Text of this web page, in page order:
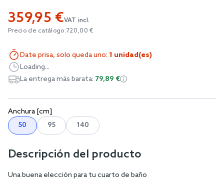
gallery
359,95 €VAT incl.
Precio de catálogo:720,00 €
Anchura [cm]
50
95 140
Date prisa, solo queda uno: 1 unidad(es)
Loading...
La entrega más barata: 79,89 €
Descripción del producto
Una buena elección para tu cuarto de baño